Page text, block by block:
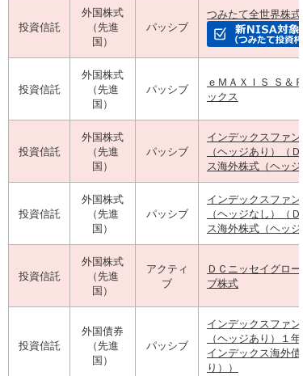
投資信託
外国株式
（先進
国）
パッシブ
つみたて全世界株式
投資信託
外国株式
（先進
国）
パッシブ
ｅＭＡＸＩＳ Ｓ＆
ックス
投資信託
外国株式
（先進
国）
パッシブ
インデックスファン
（ヘッジあり）（
ス海外株式（ヘッジ
投資信託
外国株式
（先進
国）
パッシブ
インデックスファン
（ヘッジなし）（
ス海外株式（ヘッジ
投資信託
外国株式
（先進
国）
アクティ
ブ
ＤＣニッセイグロ
ブ株式
投資信託
外国債券
（先進
国）
パッシブ
インデックスファン
（ヘッジあり）１
インデックス海外
り））